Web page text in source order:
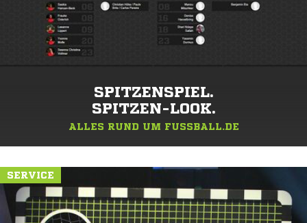
SPITZENSPIEL.
SPITZEN-LOOK.
ALLES RUND UM FUSSBALL.DE
SERVICE